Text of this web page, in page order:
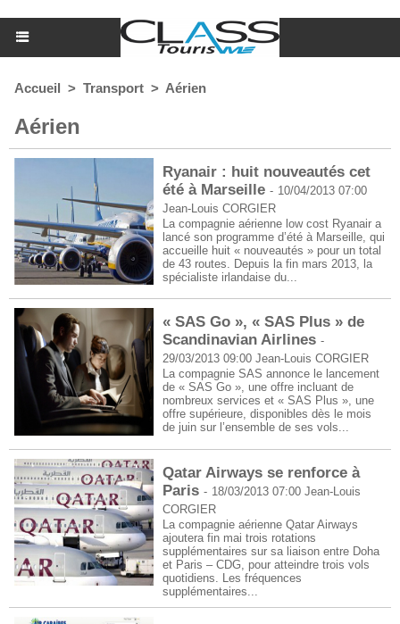
Accueil > Transport > Aérien
Aérien
Ryanair : huit nouveautés cet
été à Marseille - 10/04/2013 07:00
Jean-Louis CORGIER
La compagnie aérienne low cost Ryanair a
lancé son programme d’été à Marseille, qui
accueille huit « nouveautés » pour un total
de 43 routes. Depuis la fin mars 2013, la
spécialiste irlandaise du...
« SAS Go », « SAS Plus » de
Scandinavian Airlines -
29/03/2013 09:00Jean-Louis CORGIER
La compagnie SAS annonce le lancement
de « SAS Go », une offre incluant de
nombreux services et « SAS Plus », une
offre supérieure, disponibles dès le mois
de juin sur l’ensemble de ses vols...
Qatar Airways se renforce à
Paris - 18/03/2013 07:00Jean-Louis
CORGIER
La compagnie aérienne Qatar Airways
ajoutera fin mai trois rotations
supplémentaires sur sa liaison entre Doha
et Paris – CDG, pour atteindre trois vols
quotidiens. Les fréquences
supplémentaires...